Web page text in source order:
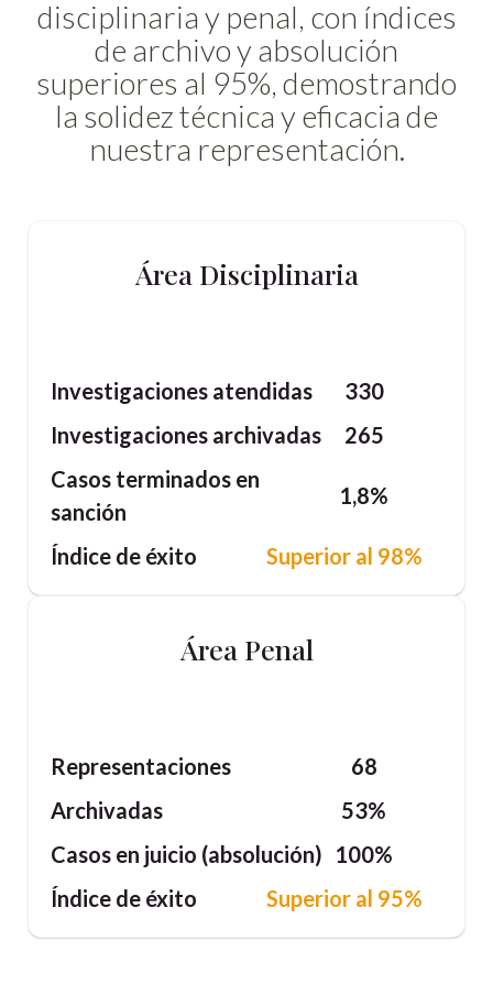
disciplinaria y penal, con índices
de archivo y absolución
superiores al 95%, demostrando
la solidez técnica y eficacia de
nuestra representación.
Área Disciplinaria
Investigaciones atendidas
330
Investigaciones archivadas
265
Casos terminados en
sanción
1,8%
Índice de éxito Superior al 98%
Área Penal
Representaciones
68
Archivadas
53%
Casos en juicio (absolución) 100%
Índice de éxito
Superior al 95%